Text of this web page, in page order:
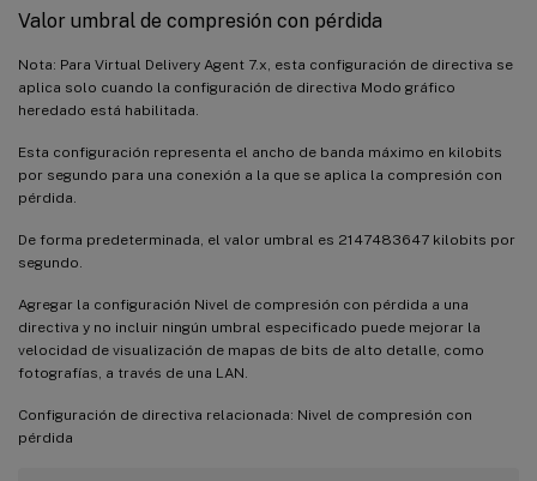
Valor umbral de compresión con pérdida
Nota: Para Virtual Delivery Agent 7.x, esta configuración de directiva se
aplica solo cuando la configuración de directiva Modo gráfico
heredado está habilitada.
Esta configuración representa el ancho de banda máximo en kilobits
por segundo para una conexión a la que se aplica la compresión con
pérdida.
De forma predeterminada, el valor umbral es 2147483647 kilobits por
segundo.
Agregar la configuración Nivel de compresión con pérdida a una
directiva y no incluir ningún umbral especificado puede mejorar la
velocidad de visualización de mapas de bits de alto detalle, como
fotografías, a través de una LAN.
Configuración de directiva relacionada: Nivel de compresión con
pérdida